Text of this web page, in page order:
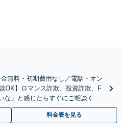
無料・初期費用なし／電話・オン
OK】ロマンス詐欺、投資詐欺、F
な」と感じたらすぐにご相談くだ
料金表を見る